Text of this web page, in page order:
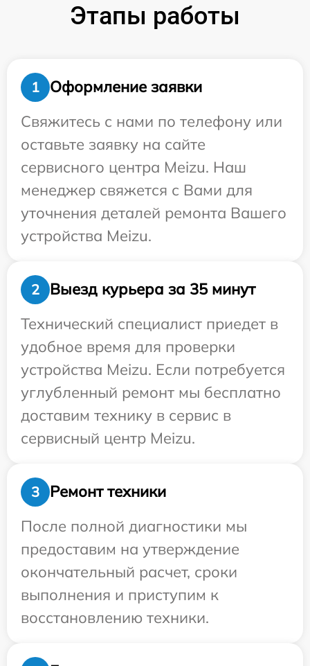
Этапы работы
1
Оформление заявки
Свяжитесь с нами по телефону или
оставьте заявку на сайте
сервисного центра Meizu. Наш
менеджер свяжется с Вами для
уточнения деталей ремонта Вашего
устройства Meizu.
2
Выезд курьера за 35 минут
Технический специалист приедет в
удобное время для проверки
устройства Meizu. Если потребуется
углубленный ремонт мы бесплатно
доставим технику в сервис в
сервисный центр Meizu.
3
Ремонт техники
После полной диагностики мы
предоставим на утверждение
окончательный расчет, сроки
выполнения и приступим к
восстановлению техники.